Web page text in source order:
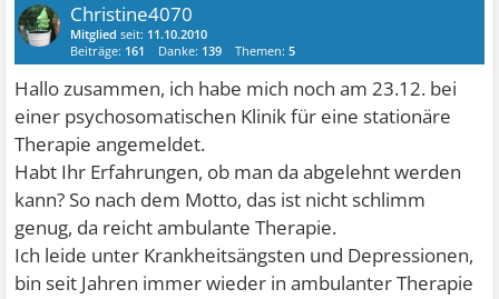
Christine4070
Mitglied seit: 11.10.2010
Beiträge: 161 Danke: 139 Themen:5
Hallo zusammen, ich habe mich noch am 23.12. bei
einer psychosomatischen Klinik für eine stationäre
Therapie angemeldet.
Habt Ihr Erfahrungen, ob man da abgelehnt werden
kann? So nach dem Motto, das ist nicht schlimm
genug, da reicht ambulante Therapie.
Ich leide unter Krankheitsängsten und Depressionen,
bin seit Jahren immer wieder in ambulanter Therapie